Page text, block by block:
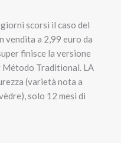
scorsi il caso del
vendita a 2,99 euro da
finisce la versione
Método Traditional. LA
(varietà nota a
solo 12 mesi di